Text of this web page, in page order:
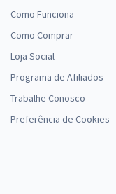
Como Funciona
Como Comprar
Loja Social
Programa de Afiliados
Trabalhe Conosco
Preferência de Cookies